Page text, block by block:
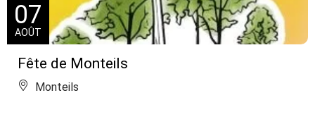
Fête de Monteils
07
AOÛT
Monteils